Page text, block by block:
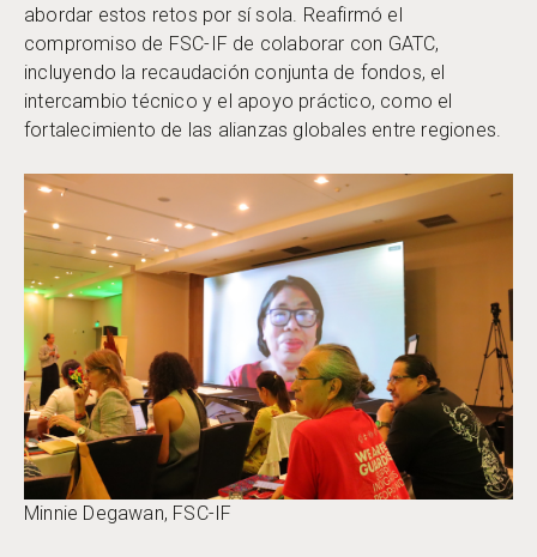
abordar estos retos por sí sola. Reafirmó el
compromiso de FSC-IF de colaborar con GATC,
incluyendo la recaudación conjunta de fondos, el
intercambio técnico y el apoyo práctico, como el
fortalecimiento de las alianzas globales entre regiones.
Minnie Degawan, FSC-IF